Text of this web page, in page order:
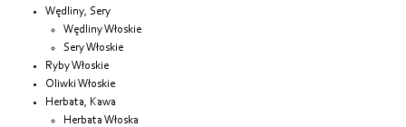
Wędliny, Sery
Wędliny Włoskie
Sery Włoskie
Ryby Włoskie
Oliwki Włoskie
Herbata, Kawa
Herbata Włoska